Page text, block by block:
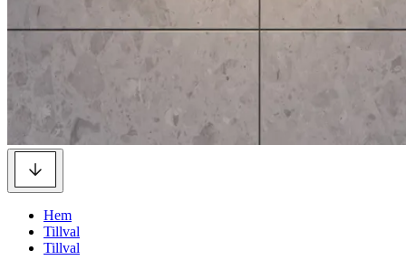
Hem
Tillval
Tillval